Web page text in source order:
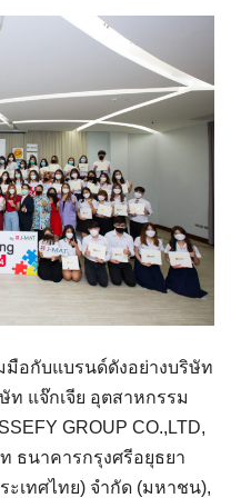
มือกับแบรนด์ดังอย่างบริษัท
แจ๊กเจีย อุตสาหกรรม
GROUP CO.,LTD,
ธนาคารกรุงศรีอยุธยา
เทศไทย) จำกัด (มหาชน),